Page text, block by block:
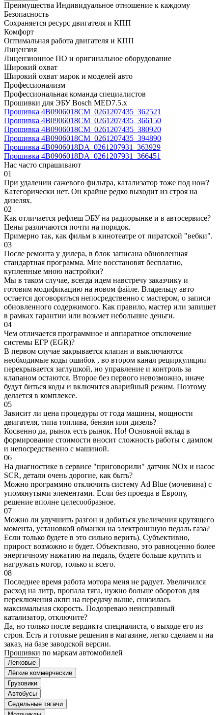
Преимущества Индивидуальное отношение к каждому
Безопасность
Сохраняется ресурс двигателя и КПП
Комфорт
Оптимальная работа двигателя и КПП
Лицензия
Лицензионное ПО и оригинальное оборудование
Широкий охват
Широкий охват марок и моделей авто
Профессионализм
Профессиональная команда специалистов
Прошивки для ЭБУ Bosch MED7.5.x
Прошивка 4B0906018CM_0261207435_362521
Прошивка 4B0906018CM_0261207435_366150
Прошивка 4B0906018CM_0261207435_380920
Прошивка 4B0906018CM_0261207435_394890
Прошивка 4B0906018DA_0261207931_363929
Прошивка 4B0906018DA_0261207931_366451
Нас часто спрашивают
01
При удалении сажевого фильтра, катализатор тоже под нож?
Категорически нет. Он крайне редко выходит из строя на
дизелях.
02
Как отличается рефлеш ЭБУ на радиорынке и в автосервисе?
Цены различаются почти на порядок.
Примерно так, как фильм в кинотеатре от пиратской "вебки".
03
После ремонта у дилера, в блок записана обновленная
стандартная программа. Мне восстановят бесплатно,
купленные мною настройки?
Мы в таком случае, всегда идем навстречу заказчику и
готовим модификацию на новом файле. Владельцу авто
остается договориться непосредственно с мастером, о записи
обновленного содержимого. Как правило, мастер или запишет
в рамках гарантии или возьмет небольшие деньги.
04
Чем отличается программное и аппаратное отключение
системы ЕГР (EGR)?
В первом случае закрывается клапан и выключаются
необходимые коды ошибок , во втором канал рециркуляции
перекрывается заглушкой, но управление и контроль за
клапаном остаются. Второе без первого невозможно, иначе
будут биться коды и включится аварийный режим. Поэтому
делается в комплексе.
05
Зависит ли цена процедуры от года машины, мощности
двигателя, типа топлива, бензин или дизель?
Косвенно да, рынок есть рынок. Но! Основной вклад в
формирование стоимости вносит сложность работы с дампом
и непосредственно с машиной.
06
На диагностике в сервисе "приговорили" датчик NOx и насос
SCR, детали очень дорогие, как быть?
Можно программно отключить систему Ad Blue (мочевина) с
упомянутыми элементами. Если без проезда в Европу,
решение вполне целесообразное.
07
Можно ли улучшить разгон и добиться увеличения крутящего
момента, установкой обманки на электроннную педаль газа?
Если только будете в это сильно верить). Субъективно,
прирост возможно и будет. Объективно, это равноценно более
энергичному нажатию на педаль, будете больше крутить и
нагружать мотор, только и всего.
08
Последнее время работа мотора меня не радует. Увеличился
расход на литр, пропала тяга, нужно больше оборотов для
переключения акпп на передачу выше, снизилась
максимальная скорость. Подозреваю неисправный
катализатор, отключите?
Да, но только после вердикта специалиста, о выходе его из
строя. Есть и готовые решения в магазине, легко сделаем и на
заказ, на базе заводской версии.
Прошивки по маркам автомобилей
Легковые
Лёгкие коммерческие
Грузовики
Автобусы
Седельные тягачи